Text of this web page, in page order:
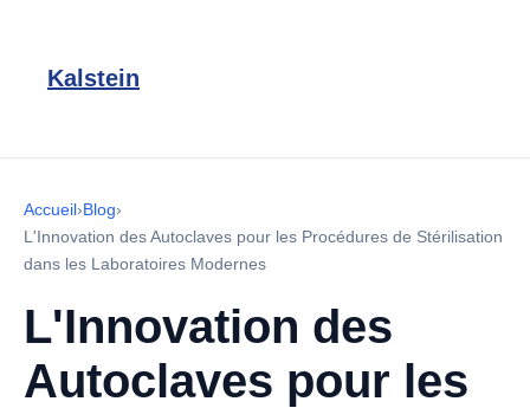
Kalstein
Accueil›Blog›
L'Innovation des Autoclaves pour les Procédures de Stérilisation
dans les Laboratoires Modernes
L'Innovation des
Autoclaves pour les